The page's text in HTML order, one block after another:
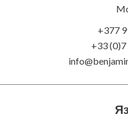
+377
+33